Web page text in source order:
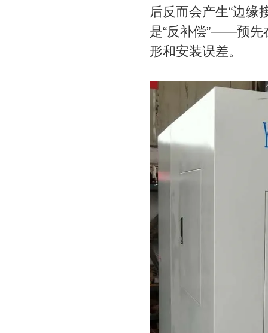
后反而会产生“边缘
是“反补偿”——预先
形和安装误差。